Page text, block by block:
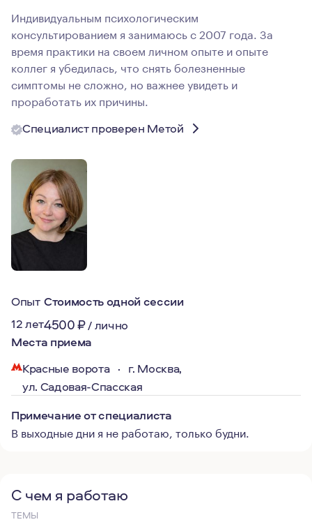
Индивидуальным психологическим
консультированием я занимаюсь c 2007 года. За
время практики на своем личном опыте и опыте
коллег я убедилась, что снять болезненные
симптомы не сложно, но важнее увидеть и
проработать их причины.
Специалист проверен Метой
Опыт
12 лет
Стоимость одной сессии
4500₽/лично
Места приема
Красные ворота · г. Москва,
ул. Садовая‑Спасская
Примечание от специалиста
В выходные дни я не работаю, только будни.
С чем я работаю
ТЕМЫ